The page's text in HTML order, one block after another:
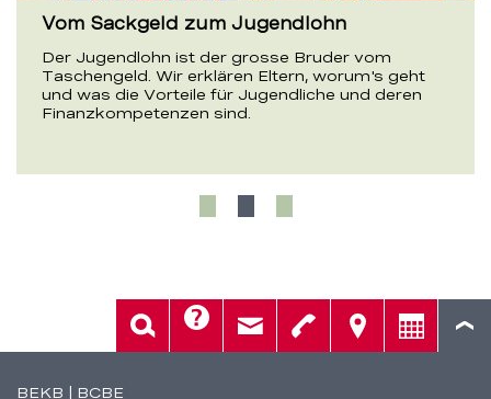
Vom Sackgeld zum Jugendlohn
Der Jugendlohn ist der grosse Bruder vom
Taschengeld. Wir erklären Eltern, worum's geht
und was die Vorteile für Jugendliche und deren
Finanzkompetenzen sind.
Fusszeile
BEKB | BCBE